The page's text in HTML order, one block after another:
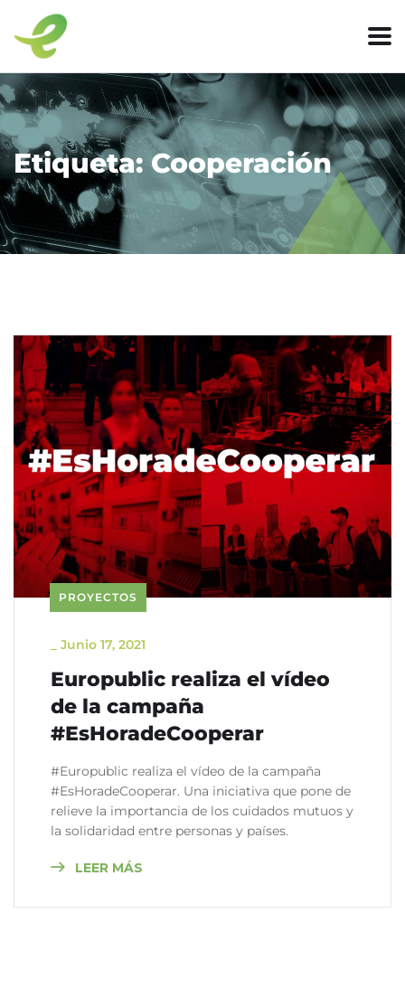
Etiqueta:Cooperación
PROYECTOS
Junio 17, 2021
Europublic realiza el vídeo
de la campaña
#EsHoradeCooperar
#Europublic realiza el vídeo de la campaña
#EsHoradeCooperar. Una iniciativa que pone de
relieve la importancia de los cuidados mutuos y
la solidaridad entre personas y países.
LEER MÁS